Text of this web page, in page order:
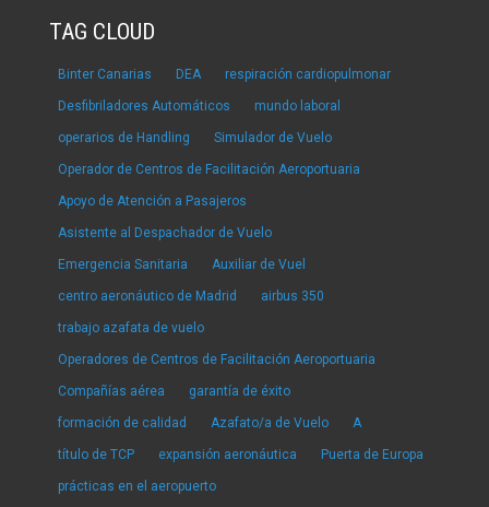
TAG CLOUD
Binter Canarias DEA respiración cardiopulmonar
Desfibriladores Automáticos mundo laboral
operarios de Handling Simulador de Vuelo
Operador de Centros de Facilitación Aeroportuaria
Apoyo de Atención a Pasajeros
Asistente al Despachador de Vuelo
Emergencia Sanitaria Auxiliar de Vuel
centro aeronáutico de Madrid airbus 350
trabajo azafata de vuelo
Operadores de Centros de Facilitación Aeroportuaria
Compañías aérea garantía de éxito
formación de calidad Azafato/a de Vuelo A
título de TCP expansión aeronáutica Puerta de Europa
prácticas en el aeropuerto